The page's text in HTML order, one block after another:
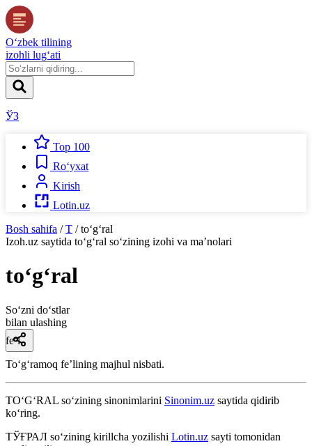
O‘zbek tilining
izohli lug‘ati
ЎЗ
Top 100
Ro‘yxat
Kirish
Lotin.uz
Bosh sahifa / T / to‘g‘ral
Izoh.uz saytida to‘g‘ral so‘zining izohi va ma’nolari
to‘g‘ral
So‘zni do‘stlar
bilan ulashing
fe’l
Toʻgʻramoq feʼlining majhul nisbati.
TO‘G‘RAL so‘zining sinonimlarini Sinonim.uz saytida qidirib
ko‘ring.
ТЎҒРАЛ so‘zining kirillcha yozilishi Lotin.uz sayti tomonidan